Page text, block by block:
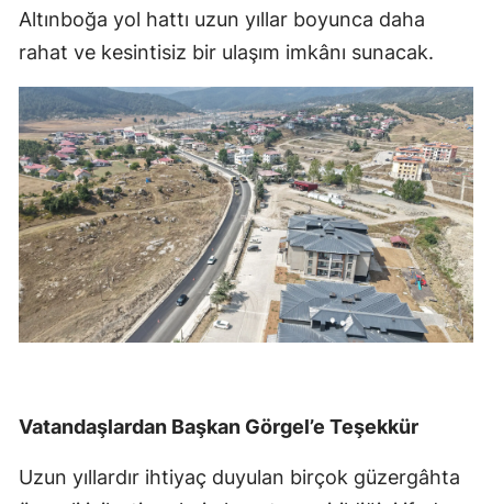
Altınboğa yol hattı uzun yıllar boyunca daha
rahat ve kesintisiz bir ulaşım imkânı sunacak.
Vatandaşlardan Başkan Görgel’e Teşekkür
Uzun yıllardır ihtiyaç duyulan birçok güzergâhta